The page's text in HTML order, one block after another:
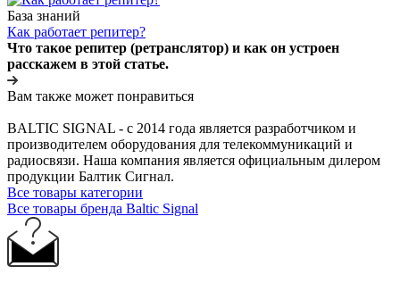
База знаний
Как работает репитер?
Что такое репитер (ретранслятор) и как он устроен
расскажем в этой статье.
Вам также может понравиться
BALTIC SIGNAL - с 2014 года является разработчиком и
производителем оборудования для телекоммуникаций и
радиосвязи. Наша компания является официальным дилером
продукции Балтик Сигнал.
Все товары категории
Все товары бренда Baltic Signal